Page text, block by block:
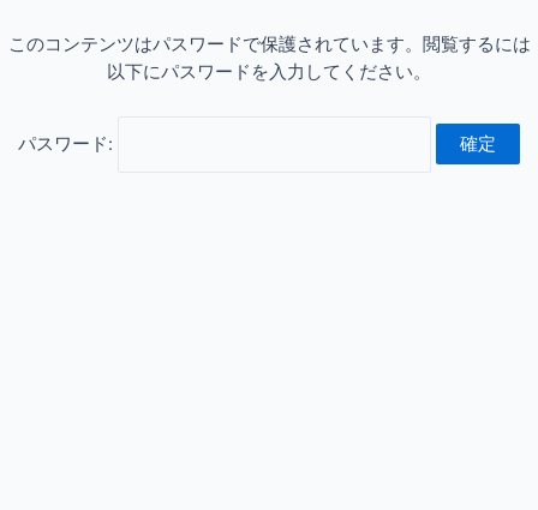
このコンテンツはパスワードで保護されています。閲覧するには
以下にパスワードを入力してください。
パスワード: